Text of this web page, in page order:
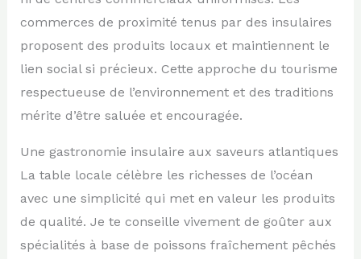
commerces de proximité tenus par des insulaires
proposent des produits locaux et maintiennent le
lien social si précieux. Cette approche du tourisme
respectueuse de l’environnement et des traditions
mérite d’être saluée et encouragée.
Une gastronomie insulaire aux saveurs atlantiques
La table locale célèbre les richesses de l’océan
avec une simplicité qui met en valeur les produits
de qualité. Je te conseille vivement de goûter aux
spécialités à base de poissons fraîchement pêchés